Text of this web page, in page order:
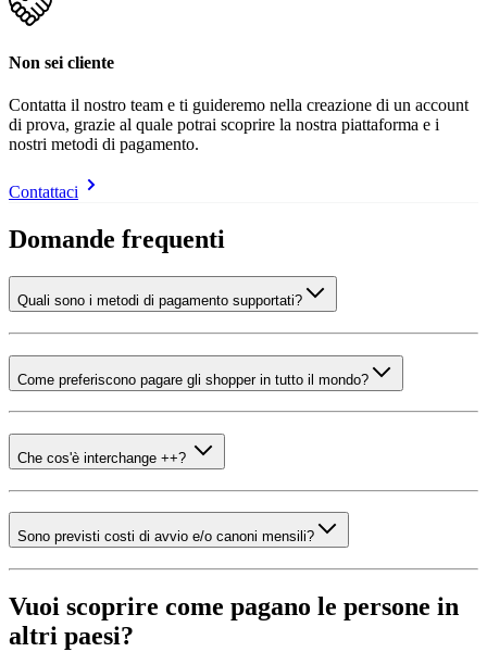
Non sei cliente
Contatta il nostro team e ti guideremo nella creazione di un account
di prova, grazie al quale potrai scoprire la nostra piattaforma e i
nostri metodi di pagamento.
Contattaci
Domande frequenti
Quali sono i metodi di pagamento supportati?
Come preferiscono pagare gli shopper in tutto il mondo?
Che cos'è interchange ++?
Sono previsti costi di avvio e/o canoni mensili?
Vuoi scoprire come pagano le persone in
altri paesi?